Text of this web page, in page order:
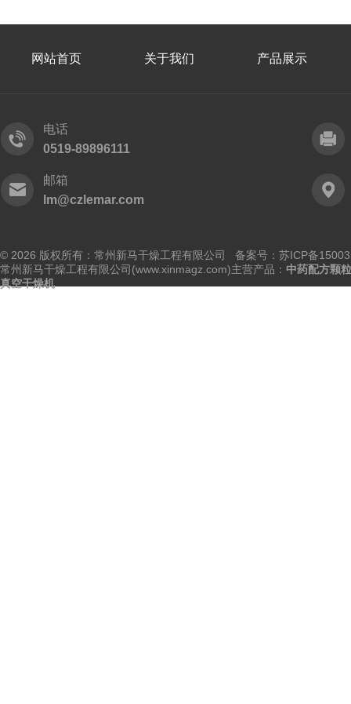
网站首页 关于我们 产品展示
电话
0519-89896111
邮箱
lm@czlemar.com
© 2026 版权所有：常州新马干燥工程有限公司 备案号： 苏ICP备
常州新马干燥工程有限公司(www.xinmagz.com)主营产品： 中药配方颗
真空干燥机